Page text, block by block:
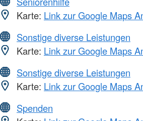
Karte: Link zur Google Maps
Sonstige diverse Leistungen
Karte: Link zur Google Maps
Sonstige diverse Leistungen
Karte: Link zur Google Maps
Spenden